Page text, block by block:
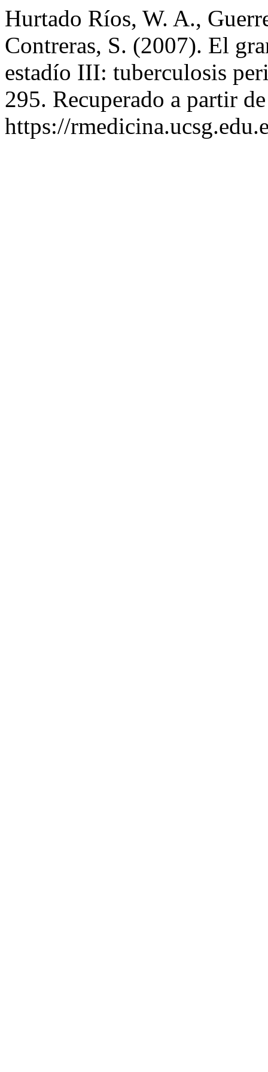
Hurtado Ríos, W. A.,
Contreras, S. (2007). El
estadío III: tuberculosis
295. Recuperado a partir de
https://